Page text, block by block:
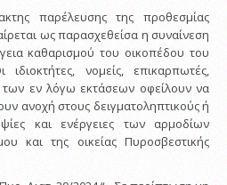
παρέλευσης της προθεσμίας
ως παρασχεθείσα η συναίνεση
καθαρισμού του οικοπέδου του
νομείς, επικαρπωτές,
των εν λόγω εκτάσεων οφείλουν να
ανοχή στους δειγματοληπτικούς ή
και ενέργειες των αρμοδίων
και της οικείας Πυροσβεστικής